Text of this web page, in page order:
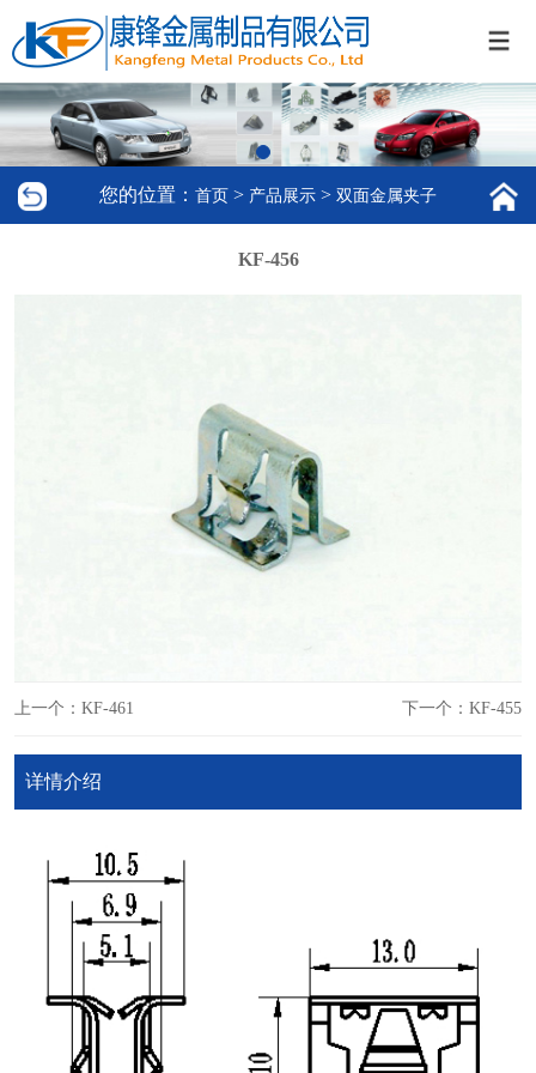
您的位置： 首页 > 产品展示 > 双面金属夹子
KF-456
上一个：KF-461 下一个：KF-455
详情介绍